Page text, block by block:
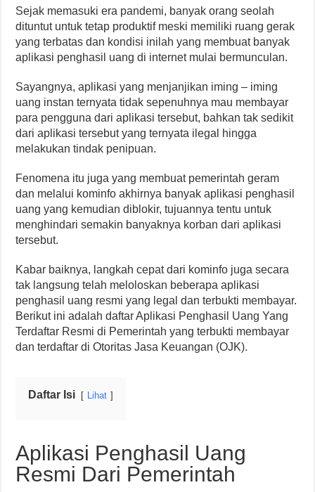
Sejak memasuki era pandemi, banyak orang seolah
dituntut untuk tetap produktif meski memiliki ruang gerak
yang terbatas dan kondisi inilah yang membuat banyak
aplikasi penghasil uang di internet mulai bermunculan.
Sayangnya, aplikasi yang menjanjikan iming – iming
uang instan ternyata tidak sepenuhnya mau membayar
para pengguna dari aplikasi tersebut, bahkan tak sedikit
dari aplikasi tersebut yang ternyata ilegal hingga
melakukan tindak penipuan.
Fenomena itu juga yang membuat pemerintah geram
dan melalui kominfo akhirnya banyak aplikasi penghasil
uang yang kemudian diblokir, tujuannya tentu untuk
menghindari semakin banyaknya korban dari aplikasi
tersebut.
Kabar baiknya, langkah cepat dari kominfo juga secara
tak langsung telah meloloskan beberapa aplikasi
penghasil uang resmi yang legal dan terbukti membayar.
Berikut ini adalah daftar Aplikasi Penghasil Uang Yang
Terdaftar Resmi di Pemerintah yang terbukti membayar
dan terdaftar di Otoritas Jasa Keuangan (OJK).
Daftar Isi Lihat
Aplikasi Penghasil Uang
Resmi Dari Pemerintah